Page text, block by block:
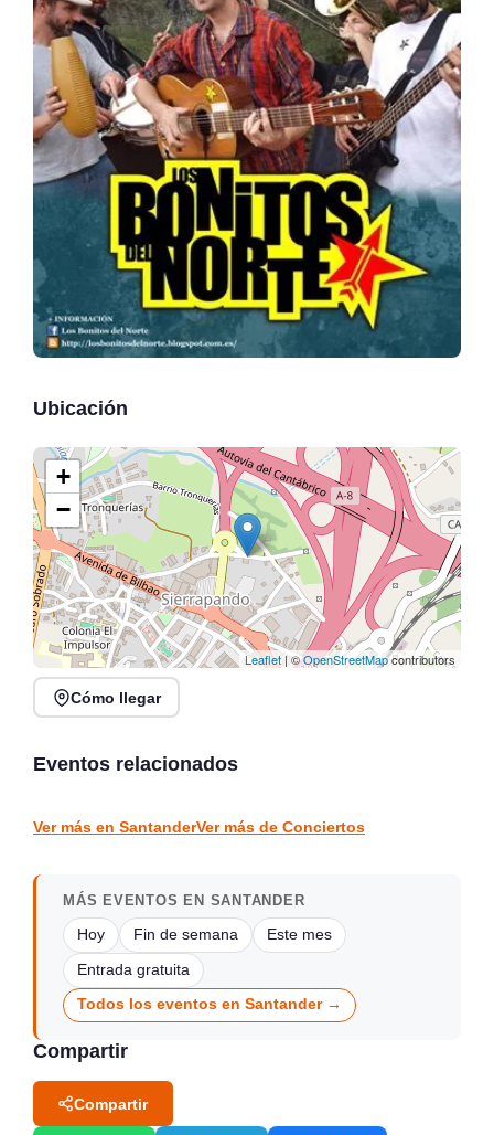
Ubicación
+
−
Leaflet | ©OpenStreetMapcontributors
Cómo llegar
Eventos relacionados
Verano Mix Fiesta de
Santander
Ver más en SantanderVer más de Conciertos
MÁS EVENTOS EN SANTANDER
Hoy Fin de semana Este mes
Entrada gratuita
Todos los eventos en Santander →
Compartir
Compartir